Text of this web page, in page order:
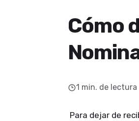
Cómo
1 min. de lectura
Para dejar de